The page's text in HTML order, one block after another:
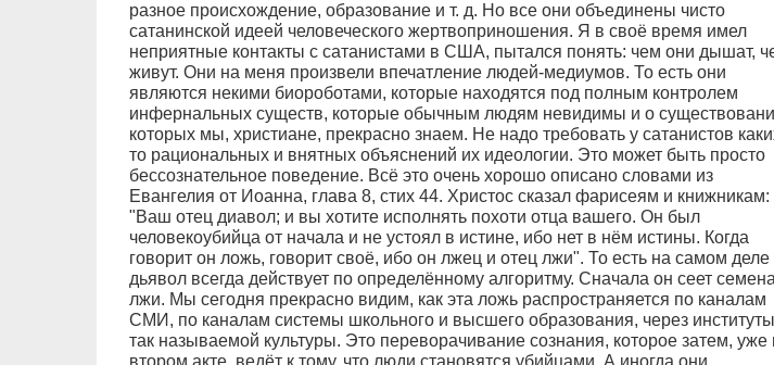
разное происхождение, образование и т. д. Но все они объединены чисто
сатанинской идеей человеческого жертвоприношения. Я в своё время имел
неприятные контакты с сатанистами в США, пытался понять: чем они дышат,
живут. Они на меня произвели впечатление людей-медиумов. То есть они
являются некими биороботами, которые находятся под полным контролем
инфернальных существ, которые обычным людям невидимы и о
которых мы, христиане, прекрасно знаем. Не надо требовать у сатанистов
то рациональных и внятных объяснений их идеологии. Это может быть просто
бессознательное поведение. Всё это очень хорошо описано словами из
Евангелия от Иоанна, глава 8, стих 44. Христос сказал фарисеям и книжникам:
"Ваш отец диавол; и вы хотите исполнять похоти отца вашего. Он был
человекоубийца от начала и не устоял в истине, ибо нет в нём истины. Когда
говорит он ложь, говорит своё, ибо он лжец и отец лжи". То есть на самом деле
дьявол всегда действует по определённому алгоритму. Сначала он сеет семена
лжи. Мы сегодня прекрасно видим, как эта ложь распространяется по каналам
СМИ, по каналам системы школьного и высшего образования, через институты
так называемой культуры. Это переворачивание сознания, которое затем, уже
втором акте, ведёт к тому, что люди становятся убийцами. А иногда они